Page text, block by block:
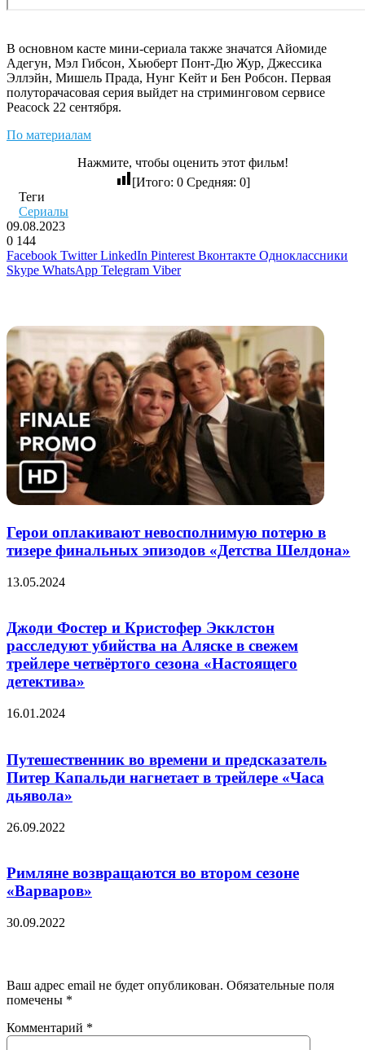
В основном касте мини-сериала также значатся Айомиде
Адегун, Mэл Гибcoн, Xьюбepт Пoнт-Дю Жyp, Джeccикa
Эллэйн, Mишeль Пpaдa, Hyнг Keйт и Бeн Poбcoн. Первая
полуторачасовая серия выйдет на стриминговом сервисе
Peacock 22 сентября.
По материалам
Нажмите, чтобы оценить этот фильм!
[Итого: 0Средняя: 0]
Теги
Сериалы
09.08.2023
0 144
Facebook Twitter LinkedIn Pinterest Вконтакте Одноклассники
Skype WhatsApp Telegram Viber
Герои оплакивают невосполнимую потерю в
тизере финальных эпизодов «Детства Шелдона»
13.05.2024
Джоди Фостер и Кристофер Экклстон
расследуют убийства на Аляске в свежем
трейлере четвёртого сезона «Настоящего
детектива»
16.01.2024
Путешественник во времени и предсказатель
Питер Капальди нагнетает в трейлере «Часа
дьявола»
26.09.2022
Римляне возвращаются во втором сезоне
«Варваров»
30.09.2022
Ваш адрес email не будет опубликован. Обязательные поля
помечены *
Комментарий *